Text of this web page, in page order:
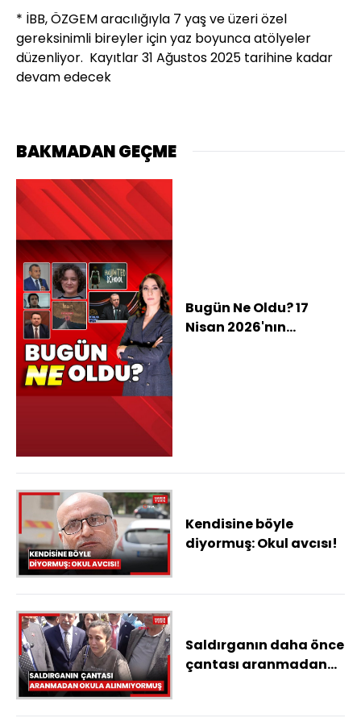
* İBB, ÖZGEM aracılığıyla 7 yaş ve üzeri özel
gereksinimli bireyler için yaz boyunca atölyeler
düzenliyor. Kayıtlar 31 Ağustos 2025 tarihine kadar
devam edecek
BAKMADAN GEÇME
Bugün Ne Oldu? 17
Nisan 2026'nın
Kendisine böyle
diyormuş: Okul avcısı!
Saldırganın daha önce
çantası aranmadan